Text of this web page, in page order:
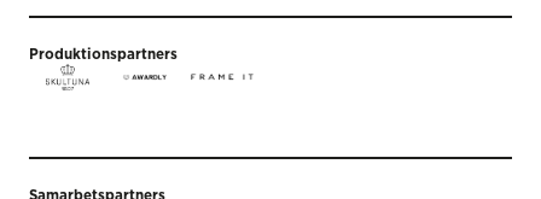
Produktionspartners
Samarbetspartners